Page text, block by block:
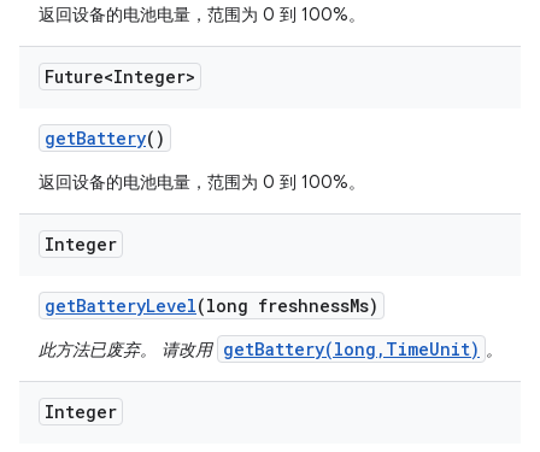
返回设备的电池电量，范围为 0 到 100%。
Future<Integer>
getBattery()
返回设备的电池电量，范围为 0 到 100%。
Integer
getBatteryLevel(long freshnessMs)
此方法已废弃。 请改用 getBattery(long,TimeUnit) 。
Integer